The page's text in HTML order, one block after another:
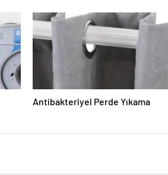
Antibakteriyel Perde Yıkama